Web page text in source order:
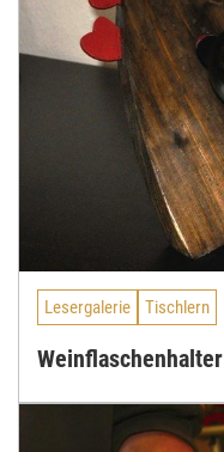
Lesergalerie Tischlern
Weinflaschenhalter